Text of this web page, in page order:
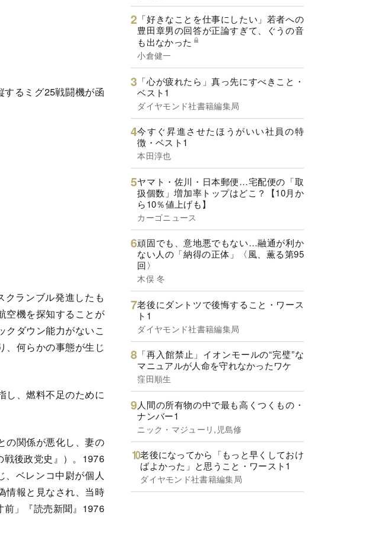
るミグ25戦闘機が函
ランブル発進したも
空機を探知することが
クダウン能力がないこ
、何らかの事態が生じ
し、燃料不足のために
の関係が悪化し、妻の
戦後政党史』）。1976
、ベレンコ中尉が個人
情報と見なされ、当時
前」『読売新聞』1976
「好きなことを仕事にしたい」若者への
豊田章男の回答が正論すぎて、ぐうの音
も出なかった
小倉健一
「心が疲れたら」真っ先にすべきこと・
ベスト1
ダイヤモンド社書籍編集局
今すぐ昇進させたほうがいい社員の特
徴・ベスト1
本田淳也
ヤマト・佐川・日本郵便…宅配便の「取
扱個数」増加率トップはどこ？【10月か
ら10％値上げも】
カーゴニュース
頑固でも、意地悪でもない…融通が利か
ない人の「納得の正体」〈風、薫る第95
回〉
木俣 冬
老後にダントツで後悔すること・ワース
ト1
ダイヤモンド社書籍編集局
「再入館禁止」イオンモールの“完璧”な
マニュアルが人命を守れなかったワケ
窪田順生
人間の所有物の中で最も高くつくもの・
ナンバー1
ニック・マジューリ,児島修
老後になってから「もっと早くしておけ
ばよかった」と思うこと・ワースト1
ダイヤモンド社書籍編集局